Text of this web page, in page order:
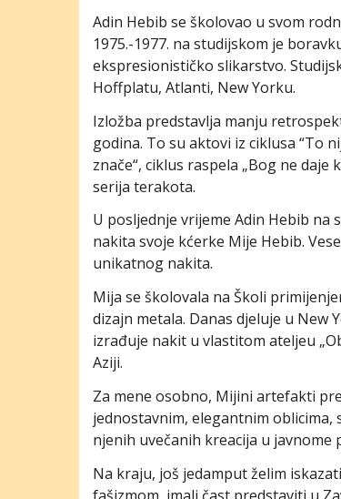
Adin Hebib se školovao u svom
1975.-1977. na studijskom je
ekspresionističko slikarstvo.
Hoffplatu, Atlanti, New Yorku.
Izložba predstavlja manju
godina. To su aktovi iz ciklusa “To
znače“, ciklus raspela „Bog ne
serija terakota.
U posljednje vrijeme Adin Hebib
nakita svoje kćerke Mije Hebib.
unikatnog nakita.
Mija se školovala na Školi
dizajn metala. Danas djeluje u New
izrađuje nakit u vlastitom ateljeu
Aziji.
Za mene osobno, Mijini artefakti
jednostavnim, elegantnim
njenih uvečanih kreacija u javnome
Na kraju, još jedamput želim